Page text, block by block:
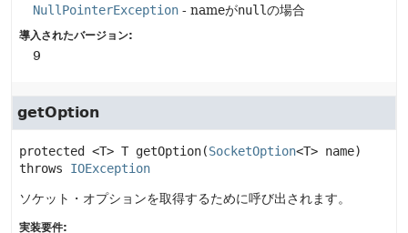
NullPointerException - nameがnullの場合
導入されたバージョン:
9
getOption
protected <T> T getOption(SocketOption<T> name)
throws IOException
ソケット・オプションを取得するために呼び出されます。
実装要件: